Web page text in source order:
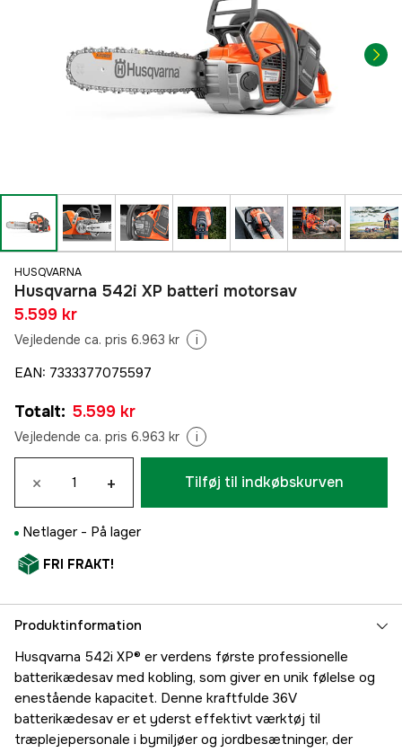
HUSQVARNA
Husqvarna 542i XP batteri motorsav
5.599 kr
Vejledende ca. pris 6.963 kr i
EAN: 7333377075597
Totalt: 5.599 kr
Vejledende ca. pris 6.963 kr i
× + Tilføj til indkøbskurven
Netlager - På lager
FRI FRAKT!
Produktinformation
Husqvarna 542i XP® er verdens første professionelle
batterikædesav med kobling, som giver en unik følelse og
enestående kapacitet. Denne kraftfulde 36V
batterikædesav er et yderst effektivt værktøj til
træplejepersonale i bymiljøer og jordbesætninger, der